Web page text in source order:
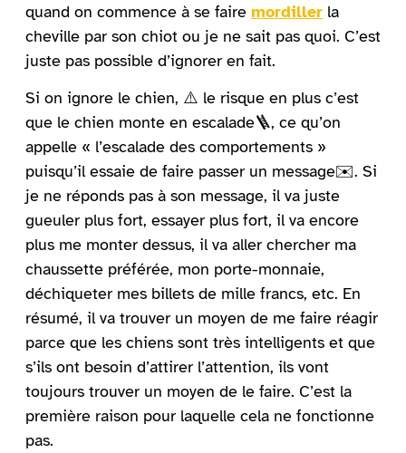
quand on commence à se faire mordiller la
cheville par son chiot ou je ne sait pas quoi. C’est
juste pas possible d’ignorer en fait.
Si on ignore le chien, ⚠️ le risque en plus c’est
que le chien monte en escalade🪜, ce qu’on
appelle « l’escalade des comportements »
puisqu’il essaie de faire passer un message✉️. Si
je ne réponds pas à son message, il va juste
gueuler plus fort, essayer plus fort, il va encore
plus me monter dessus, il va aller chercher ma
chaussette préférée, mon porte-monnaie,
déchiqueter mes billets de mille francs, etc. En
résumé, il va trouver un moyen de me faire réagir
parce que les chiens sont très intelligents et que
s’ils ont besoin d’attirer l’attention, ils vont
toujours trouver un moyen de le faire. C’est la
première raison pour laquelle cela ne fonctionne
pas.